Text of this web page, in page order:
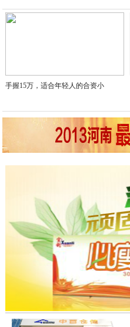
手握15万，适合年轻人的合资小